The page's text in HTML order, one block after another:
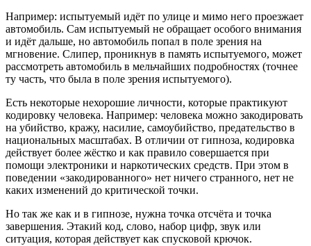
Например: испытуемый идёт по улице и мимо него проезжает
автомобиль. Сам испытуемый не обращает особого внимания
и идёт дальше, но автомобиль попал в поле зрения на
мгновение. Слипер, проникнув в память испытуемого, может
рассмотреть автомобиль в мельчайших подробностях (точнее
ту часть, что была в поле зрения испытуемого).
Есть некоторые нехорошие личности, которые практикуют
кодировку человека. Например: человека можно закодировать
на убийство, кражу, насилие, самоубийство, предательство в
национальных масштабах. В отличии от гипноза, кодировка
действует более жёстко и как правило совершается при
помощи электроники и наркотических средств. При этом в
поведении «закодированного» нет ничего странного, нет не
каких изменений до критической точки.
Но так же как и в гипнозе, нужна точка отсчёта и точка
завершения. Этакий код, слово, набор цифр, звук или
ситуация, которая действует как спусковой крючок.